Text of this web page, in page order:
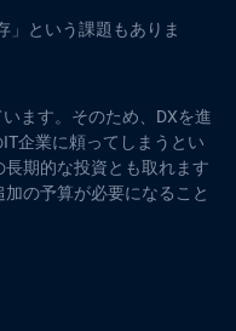
」という課題もありま
ます。そのため、DXを進
企業に頼ってしまうとい
期的な投資とも取れます
の予算が必要になること